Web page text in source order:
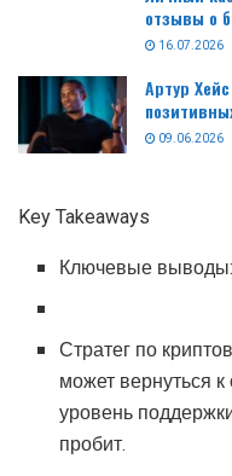
отзывы о
16.07.2026
Артур
09.06.2026
Key Takeaways
Ключевые выводы:
Стратег по
может вернуться
уровень
пробит.